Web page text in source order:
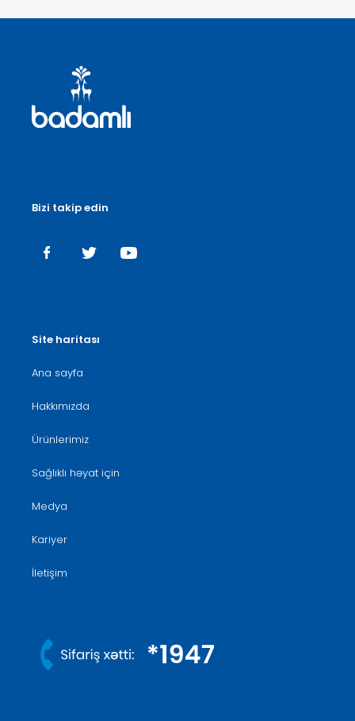
Site haritası
Ana sayfa
Hakkımızda
Ürünlerimiz
Sağlıklı həyat için
Medya
Kariyer
İletişim
Bizi takip edin